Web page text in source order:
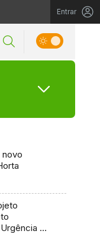
Entrar
novo
e